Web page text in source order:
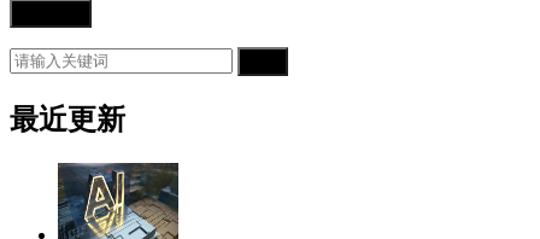
最近更新